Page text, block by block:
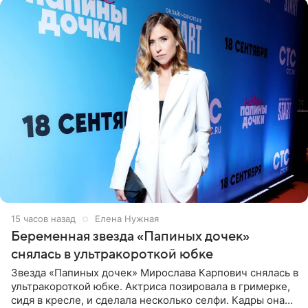
15 часов назад Елена Нужная
Беременная звезда «Папиных дочек»
снялась в ультракороткой юбке
Звезда «Папиных дочек» Мирослава Карпович снялась в
ультракороткой юбке. Актриса позировала в гримерке,
сидя в кресле, и сделала несколько селфи. Кадры она